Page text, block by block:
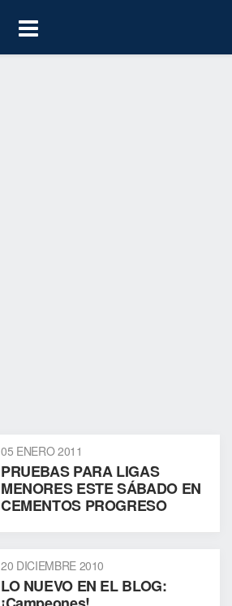
05 ENERO 2011
PRUEBAS PARA LIGAS
MENORES ESTE SÁBADO EN
CEMENTOS PROGRESO
20 DICIEMBRE 2010
LO NUEVO EN EL BLOG: